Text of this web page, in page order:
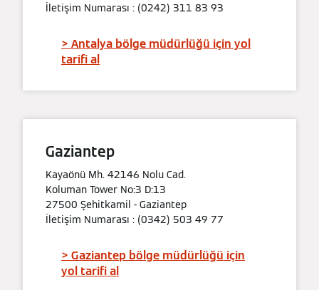
İletişim Numarası : (0242) 311 83 93
> Antalya bölge müdürlüğü için yol
tarifi al
Gaziantep
Kayaönü Mh. 42146 Nolu Cad.
Koluman Tower No:3 D:13
27500 Şehitkamil - Gaziantep
İletişim Numarası : (0342) 503 49 77
> Gaziantep bölge müdürlüğü için
yol tarifi al